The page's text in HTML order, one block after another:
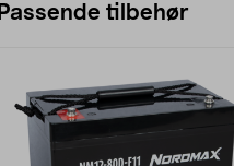
Passende tilbehør